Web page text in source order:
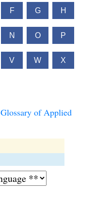
F G H
N O P
V W X
Glossary of Applied